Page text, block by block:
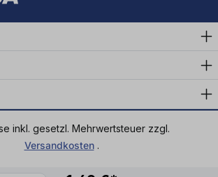
inkl. gesetzl. Mehrwertsteuer zzgl.
Versandkosten.